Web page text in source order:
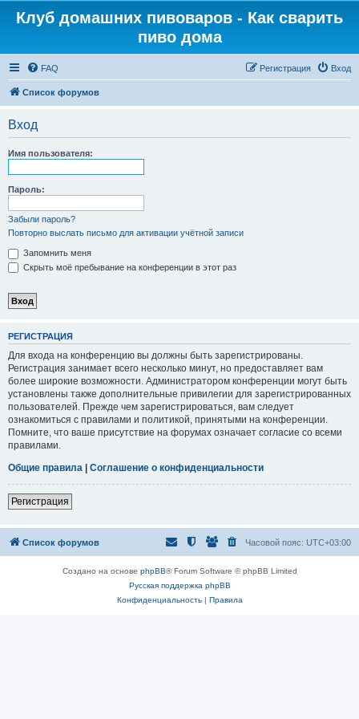
Клуб домашних пивоваров - Как cварить
пиво дома
FAQ Вход
Регистрация
Список форумов
Вход
Имя пользователя:
Пароль:
Забыли пароль?
Повторно выслать письмо для активации учётной записи
Запомнить меня
Скрыть моё пребывание на конференции в этот раз
РЕГИСТРАЦИЯ
Для входа на конференцию вы должны быть зарегистрированы.
Регистрация занимает всего несколько минут, но предоставляет вам
более широкие возможности. Администратором конференции могут быть
установлены также дополнительные привилегии для зарегистрированных
пользователей. Прежде чем зарегистрироваться, вам следует
ознакомиться с правилами и политикой, принятыми на конференции.
Помните, что ваше присутствие на форумах означает согласие со всеми
правилами.
Общие правила | Соглашение о конфиденциальности
Регистрация
Список форумов Часовой пояс: UTC+03:00
Создано на основе phpBB® Forum Software © phpBB Limited
Русская поддержка phpBB
Конфиденциальность| Правила